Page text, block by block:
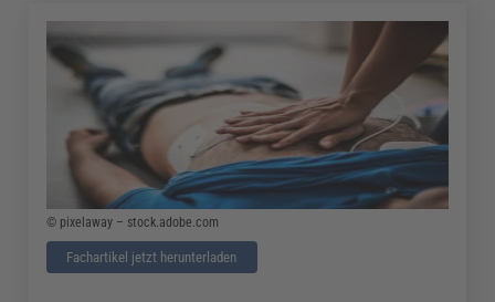
© pixelaway – stock.adobe.com
Fachartikel jetzt herunterladen